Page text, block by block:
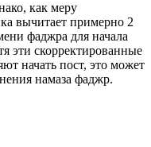
как меру
вычитает примерно 2
фаджра для начала
эти скорректированные
начать пост, это может
намаза фаджр.